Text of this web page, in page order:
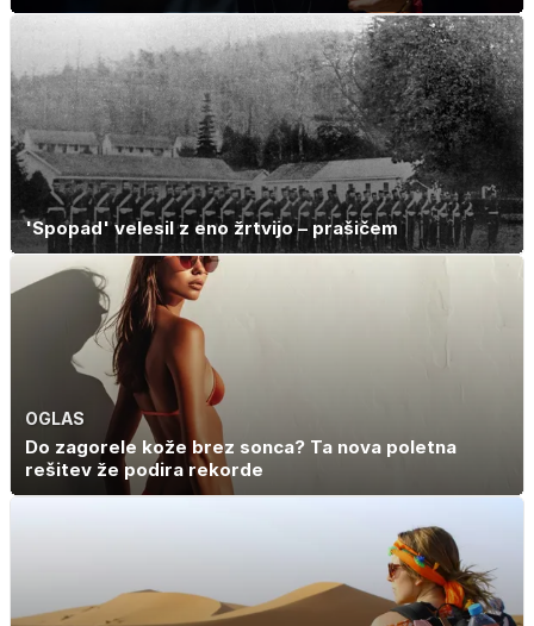
'Spopad' velesil z eno žrtvijo – prašičem
OGLAS
Do zagorele kože brez sonca? Ta nova poletna
rešitev že podira rekorde